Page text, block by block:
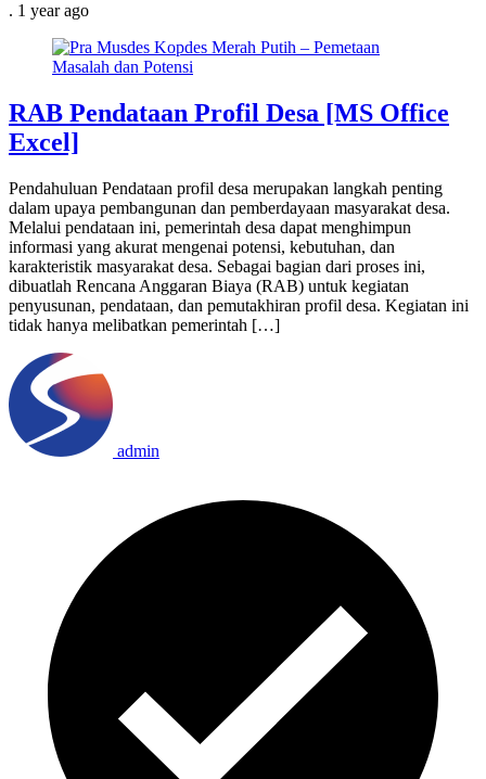
. 1 yearago
RAB Pendataan Profil Desa [MS Office
Excel]
Pendahuluan Pendataan profil desa merupakan langkah penting
dalam upaya pembangunan dan pemberdayaan masyarakat desa.
Melalui pendataan ini, pemerintah desa dapat menghimpun
informasi yang akurat mengenai potensi, kebutuhan, dan
karakteristik masyarakat desa. Sebagai bagian dari proses ini,
dibuatlah Rencana Anggaran Biaya (RAB) untuk kegiatan
penyusunan, pendataan, dan pemutakhiran profil desa. Kegiatan ini
tidak hanya melibatkan pemerintah […]
admin